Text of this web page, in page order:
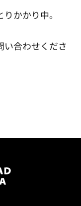
かかり中。
い合わせくださ